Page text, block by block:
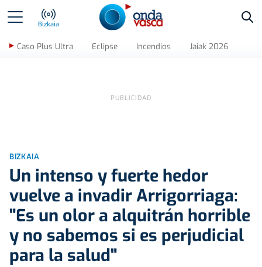
Bizkaia
Caso Plus Ultra Eclipse Incendios Jaiak 2026
BIZKAIA
Un intenso y fuerte hedor
vuelve a invadir Arrigorriaga:
"Es un olor a alquitrán horrible
y no sabemos si es perjudicial
para la salud"